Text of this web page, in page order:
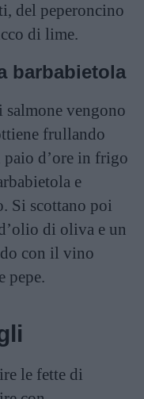
del peperoncino
di lime.
barbabietola
salmone vengono
frullando
d’ore in frigo
e
Si scottano poi
di oliva e un
con il vino
pepe.
le fette di